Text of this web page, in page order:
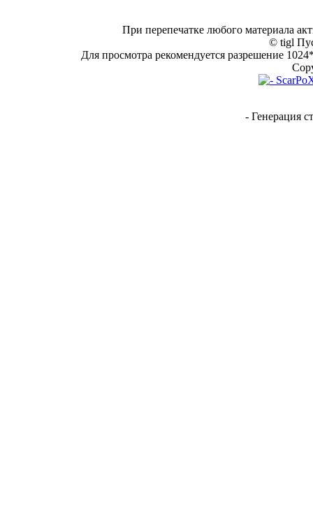
При перепечатке любого материала
© tigl
Для просмотра рекомендуется разрешение
- Генерация